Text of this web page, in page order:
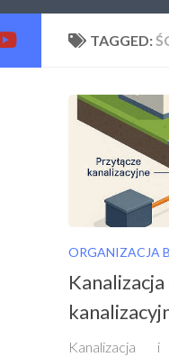
TAGGED:
ORGANIZACJA
Kanalizacja
Kanalizacja i